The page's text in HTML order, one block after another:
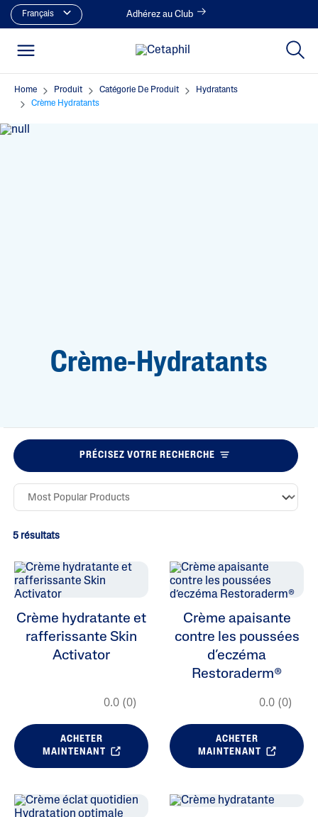
Français Adhérez au Club
Home Produit Catégorie De Produit
Hydratants
Crème Hydratants
Crème-Hydratants
PRÉCISEZ VOTRE RECHERCHE
Hydratants
Type De Peau
5 résultats
Crème hydratante et
rafferissante Skin
Activator
0.0 (0)
ACHETER
MAINTENANT
Crème apaisante
contre les poussées
d’eczéma
Restoraderm®
0.0 (0)
ACHETER
MAINTENANT